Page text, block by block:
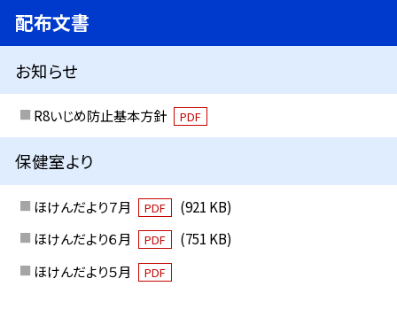
配布文書
お知らせ
R8いじめ防止基本方針 PDF
保健室より
ほけんだより７月 PDF
(921 KB)
ほけんだより６月
PDF
(751 KB)
ほけんだより５月
PDF